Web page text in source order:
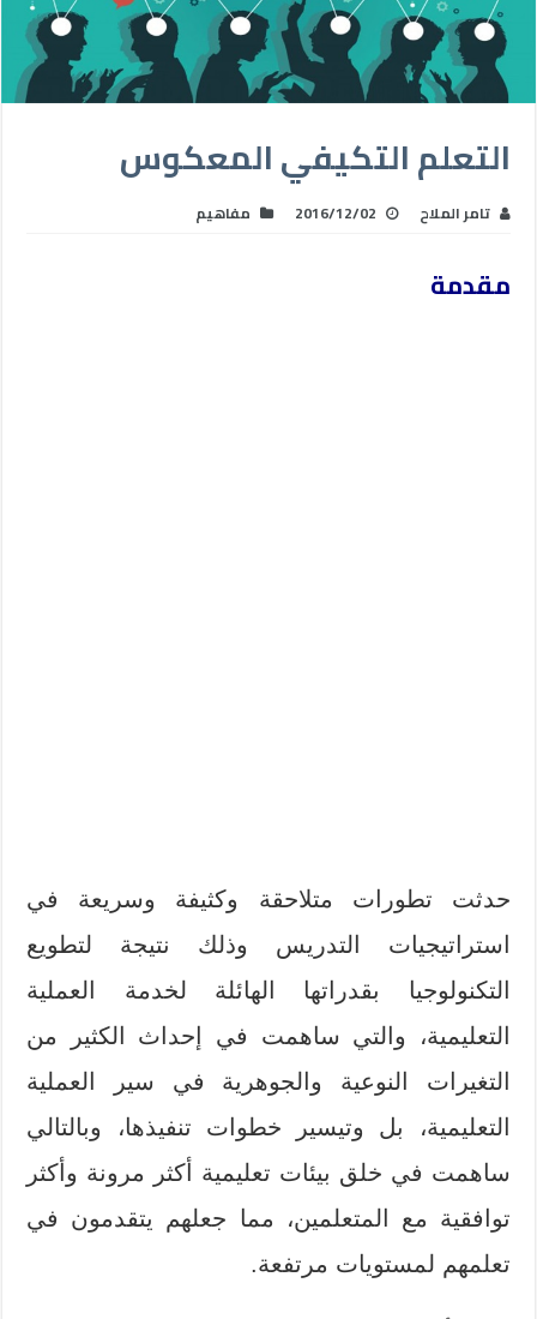
التعلم التكيفي المعكوس
تامر الملاح 2016/12/02 مفاهيم
مقدمة
حدثت تطورات متلاحقة وكثيفة وسريعة في
استراتيجيات التدريس وذلك نتيجة لتطويع
التكنولوجيا بقدراتها الهائلة لخدمة العملية
التعليمية، والتي ساهمت في إحداث الكثير من
التغيرات النوعية والجوهرية في سير العملية
التعليمية، بل وتيسير خطوات تنفيذها، وبالتالي
ساهمت في خلق بيئات تعليمية أكثر مرونة وأكثر
توافقية مع المتعلمين، مما جعلهم يتقدمون في
تعلمهم لمستويات مرتفعة.